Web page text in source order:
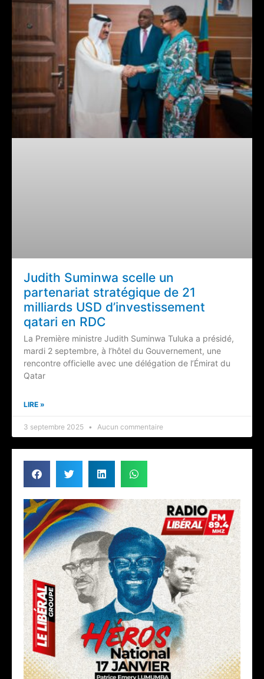
Judith Suminwa scelle un
partenariat stratégique de 21
milliards USD d’investissement
qatari en RDC
La Première ministre Judith Suminwa Tuluka a présidé,
mardi 2 septembre, à l’hôtel du Gouvernement, une
rencontre officielle avec une délégation de l’Émirat du
Qatar
LIRE »
3 septembre 2025 Aucun commentaire